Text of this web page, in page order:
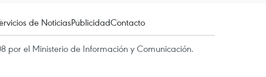
de NoticiasPublicidadContacto
por el Ministerio de Información y Comunicación.